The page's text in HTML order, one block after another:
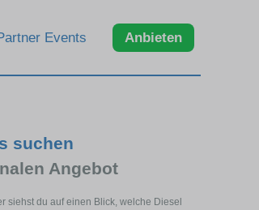
Events Anbieten
suchen
Angebot
siehst du auf einen Blick, welche Diesel